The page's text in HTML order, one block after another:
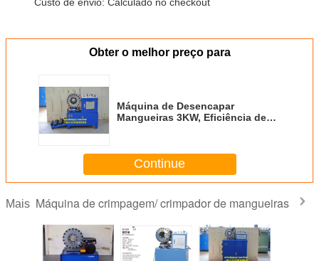
Obter o melhor preço para
Máquina de Desencapar
Mangueiras 3KW, Eficiência de
Continue
Mais Máquina de crimpagem/ crimpador de mangueiras